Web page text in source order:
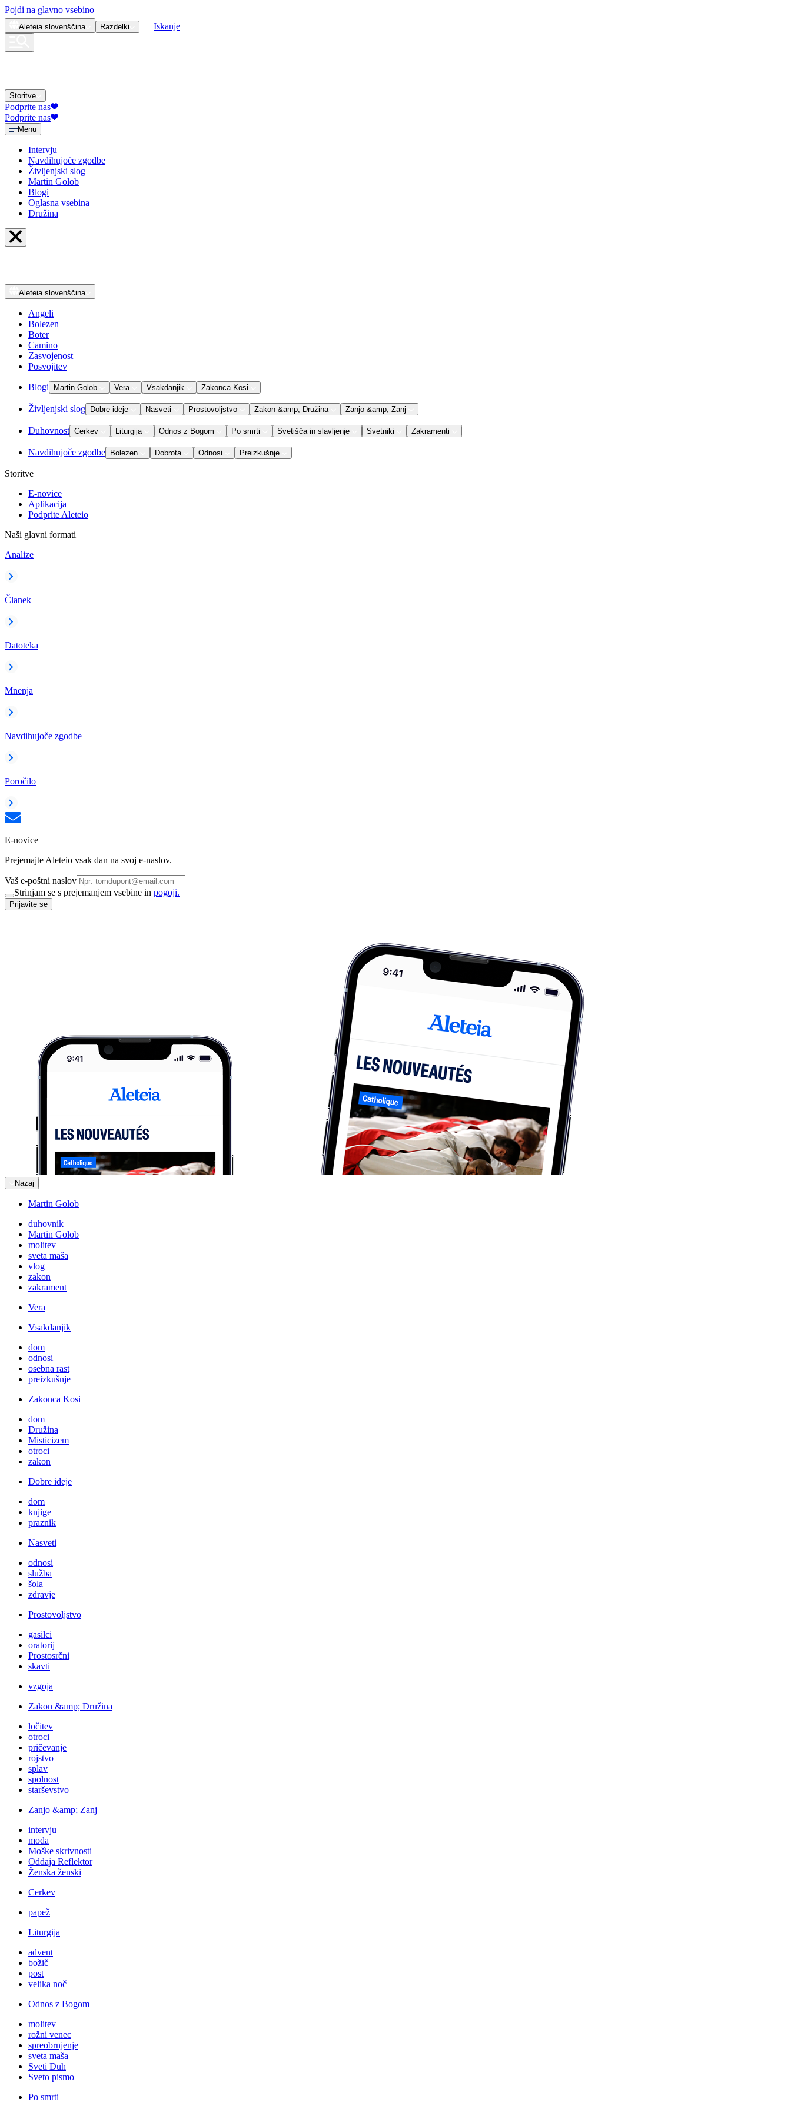
Pojdi na glavno vsebino
Aleteia slovenščina Razdelki Iskanje
Storitve
Podprite nas
Podprite nas
Menu
Intervju
Navdihujoče zgodbe
Življenjski slog
Martin Golob
Blogi
Oglasna vsebina
Družina
Aleteia slovenščina
Angeli
Bolezen
Boter
Camino
Zasvojenost
Posvojitev
Blogi Martin Golob Vera Vsakdanjik Zakonca Kosi
Življenjski slog Dobre ideje Nasveti Prostovoljstvo Zakon &amp; Družina Zanjo &amp; Zanj
Duhovnost Cerkev Liturgija Odnos z Bogom Po smrti Svetišča in slavljenje Svetniki Zakramenti
Navdihujoče zgodbe Bolezen Dobrota Odnosi Preizkušnje
Storitve
E-novice
Aplikacija
Podprite Aleteio
Naši glavni formati
Analize
Članek
Datoteka
Mnenja
Navdihujoče zgodbe
Poročilo
E-novice
Prejemajte Aleteio vsak dan na svoj e-naslov.
Vaš e-poštni naslov
Strinjam se s prejemanjem vsebine in pogoji.
Prijavite se
Nazaj
Martin Golob
duhovnik
Martin Golob
molitev
sveta maša
vlog
zakon
zakrament
Vera
Vsakdanjik
dom
odnosi
osebna rast
preizkušnje
Zakonca Kosi
dom
Družina
Misticizem
otroci
zakon
Dobre ideje
dom
knjige
praznik
Nasveti
odnosi
služba
šola
zdravje
Prostovoljstvo
gasilci
oratorij
Prostosrčni
skavti
vzgoja
Zakon &amp; Družina
ločitev
otroci
pričevanje
rojstvo
splav
spolnost
starševstvo
Zanjo &amp; Zanj
intervju
moda
Moške skrivnosti
Oddaja Reflektor
Ženska ženski
Cerkev
papež
Liturgija
advent
božič
post
velika noč
Odnos z Bogom
molitev
rožni venec
spreobrnjenje
sveta maša
Sveti Duh
Sveto pismo
Po smrti